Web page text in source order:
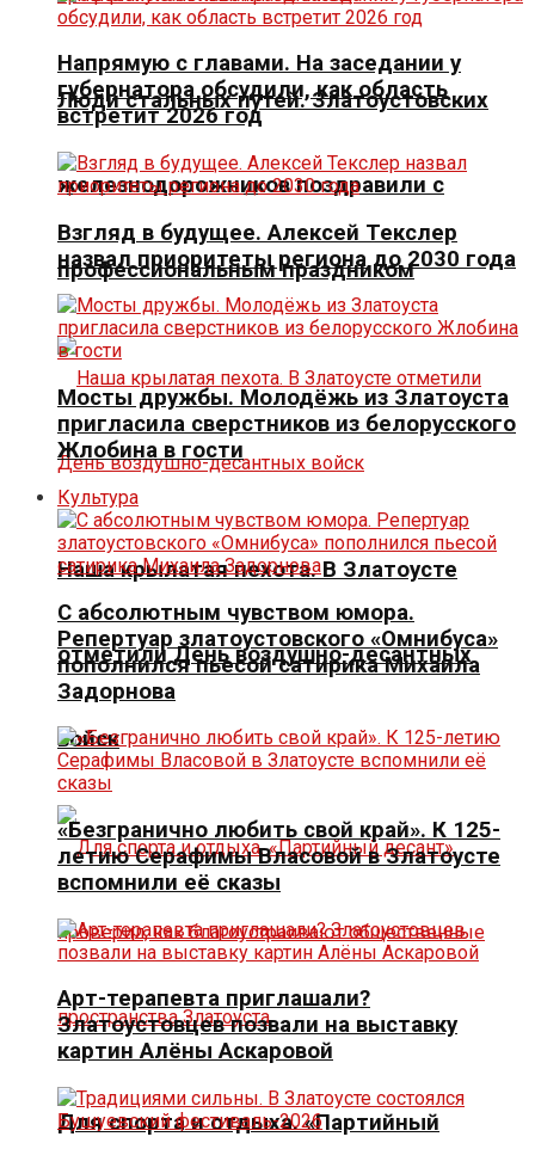
Люди стальных путей. Златоустовских
железнодорожников поздравили с
профессиональным праздником
Наша крылатая пехота. В Златоусте
отметили День воздушно-десантных
войск
Для спорта и отдыха. «Партийный
Напрямую с главами. На заседании у
губернатора обсудили, как область
встретит 2026 год
Взгляд в будущее. Алексей Текслер
назвал приоритеты региона до 2030 года
Мосты дружбы. Молодёжь из Златоуста
пригласила сверстников из белорусского
Жлобина в гости
Культура
С абсолютным чувством юмора.
Репертуар златоустовского «Омнибуса»
пополнился пьесой сатирика Михаила
Задорнова
«Безгранично любить свой край». К 125-
летию Серафимы Власовой в Златоусте
вспомнили её сказы
Арт-терапевта приглашали?
Златоустовцев позвали на выставку
картин Алёны Аскаровой